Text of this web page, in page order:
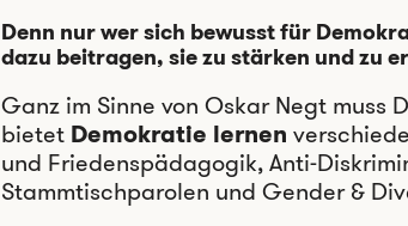
Denn nur wer sich bewusst für
dazu beitragen, sie zu stärken und zu
Ganz im Sinne von Oskar Negt
bietet Demokratie lernen
und Friedenspädagogik, Anti-
Stammtischparolen und Gender &